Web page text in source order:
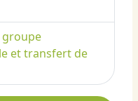
groupe
et transfert de